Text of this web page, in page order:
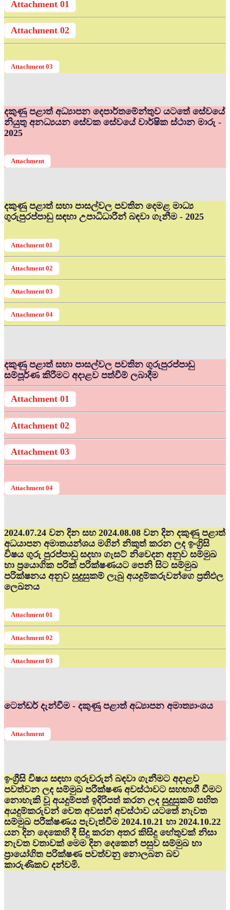
Attachment 01
Attachment 02
Attachment 03
දකුණු පළාත් අධ්‍යාපන දෙපාර්තමේන්තුව යටතේ සේවයේ
නියුතු අනධ්‍යයන සේවක සේවයේ වාර්ෂික ස්ථාන මාරු -
2025
Attachment
දකුණු පළාත් සභා පාසල්වල පවතින දෙමළ මාධ්‍ය
ගුරුපුරප්පාඩු සඳහා උපාධිධාරීන් බඳවා ගැනීම - 2025
Attachment 01
Attachment 02
Attachment 03
Attachment 04
දකුණු පළාත් සභා පාසල්වල පවතින ගුරුපුරප්පාඩු
සම්පූර්ණ කිරීමට අදාළව පත්වීම් ලබාදීම
Attachment 01
Attachment 02
Attachment 03
Attachment 04
2024.07.24 වන දින සහ 2024.08.08 වන දින දකුණු පළාත්
අධ‍යාපන අමාතයන්ශය මගින් නිකුත් කරන ලද ඉංග්‍රිසි
විෂය ගුරු පුරප්පාඩු සදහා ගැසට් නිවෙදන අනුව සම්මුඛ
හා ප්‍රයොගික පරික් පරික්ෂණයට පෙනි සිට සම්මුඛ
පරික්ෂනය අනුව සුදුසුකම් ලැබු අයදුම්කරුවන්ගෙ ප්‍රතිඵල
ලෙඛනය
Attachment 01
Attachment 02
Attachment 03
ටෙන්ඩර් දැන්වීම - දකුණු පළාත් අධ්‍යාපන අමාත්‍යාංශය
Attachment
ඉංග්‍රීසි විෂය සඳහා ගුරුවරුන් බඳවා ගැනීමට අදාළව
පවත්වන ලද සම්මුඛ පරීක්ෂණ අවස්ථාවට සහභාගී වීමට
නොහැකි වූ අයදුම්පත් ඉදිරිපත් කරන ලද සුදුසුකම් සහිත
අයදුම්කරුවන් වෙත අවසන් අවස්ථාව යටතේ නැවත
සම්මුඛ පරීක්ෂණය පැවැත්වීම 2024.10.21 හා 2024.10.22
යන දින දෙකෙහි දී සිදු කරන අතර කිසිදු හේතුවක් නිසා
නැවත වතාවක් මෙම දින දෙකෙන් පසුව සම්මුඛ හා
ප්‍රායෝගිත පරික්ෂණ පවත්වනු නොලබන බව
කාරුණිකව දන්වමි.